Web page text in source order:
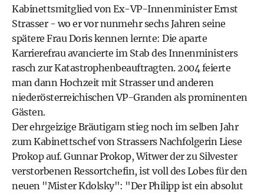
Kabinettsmitglied von Ex-VP-Innenminister Ernst
Strasser - wo er vor nunmehr sechs Jahren seine
spätere Frau Doris kennen lernte: Die aparte
Karrierefrau avancierte im Stab des Innenministers
rasch zur Katastrophenbeauftragten. 2004 feierte
man dann Hochzeit mit Strasser und anderen
niederösterreichischen VP-Granden als prominenten
Gästen.
Der ehrgeizige Bräutigam stieg noch im selben Jahr
zum Kabinettschef von Strassers Nachfolgerin Liese
Prokop auf. Gunnar Prokop, Witwer der zu Silvester
verstorbenen Ressortchefin, ist voll des Lobes für den
neuen "Mister Kdolsky": "Der Philipp ist ein absolut